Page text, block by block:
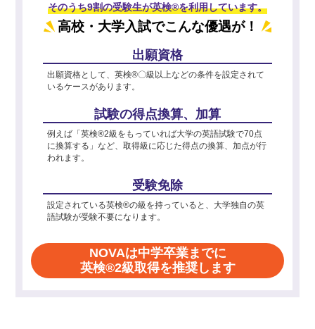
そのうち9割の受験生が英検®を利用しています。
高校・大学入試でこんな優遇が！
出願資格
出願資格として、英検®〇級以上などの条件を設定されて
いるケースがあります。
試験の得点換算、加算
例えば「英検®2級をもっていれば大学の英語試験で70点
に換算する」など、取得級に応じた得点の換算、加点が行
われます。
受験免除
設定されている英検®の級を持っていると、大学独自の英
語試験が受験不要になります。
NOVAは中学卒業までに
英検®2級取得を推奨します